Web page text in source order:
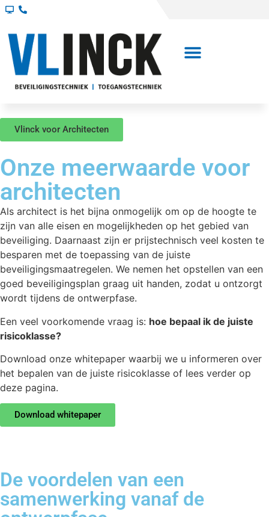
Vlinck voor Architecten
Onze meerwaarde voor
architecten
Als architect is het bijna onmogelijk om op de hoogte te
zijn van alle eisen en mogelijkheden op het gebied van
beveiliging. Daarnaast zijn er prijstechnisch veel kosten te
besparen met de toepassing van de juiste
beveiligingsmaatregelen. We nemen het opstellen van een
goed beveiligingsplan graag uit handen, zodat u ontzorgt
wordt tijdens de ontwerpfase.
Een veel voorkomende vraag is: hoe bepaal ik de juiste
risicoklasse?
Download onze whitepaper waarbij we u informeren over
het bepalen van de juiste risicoklasse of lees verder op
deze pagina.
Download whitepaper
De voordelen van een
samenwerking vanaf de